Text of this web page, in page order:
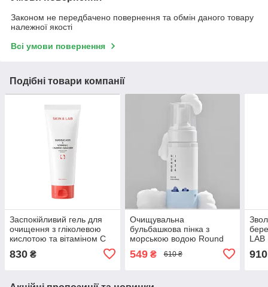
Законом не передбачено повернення та обмін даного товару
належної якості
Всі умови повернення
Подібні товари компанії
Заспокійливий гель для
очищення з гліколевою
кислотою та вітаміном C
Vitamin C Calming
830 ₴
Очищувальна
бульбашкова пінка з
морською водою Round
Foam 150 мл
549₴ 610 ₴
LAB
910